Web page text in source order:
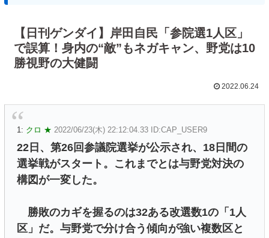
【日刊ゲンダイ】岸田自民「参院選1人区」
で誤算！身内の“敵”もネガキャン、野党は10
勝視野の大健闘
2022.06.24
1: クロ ★ 2022/06/23(木) 22:12:04.33 ID:CAP_USER9
22日、第26回参議院選挙が公示され、18日間の
選挙戦がスタート。これまでとは与野党対決の
構図が一変した。
勝敗のカギを握るのは32ある改選数1の「1人
区」だ。与野党で分け合う傾向が強い複数区と